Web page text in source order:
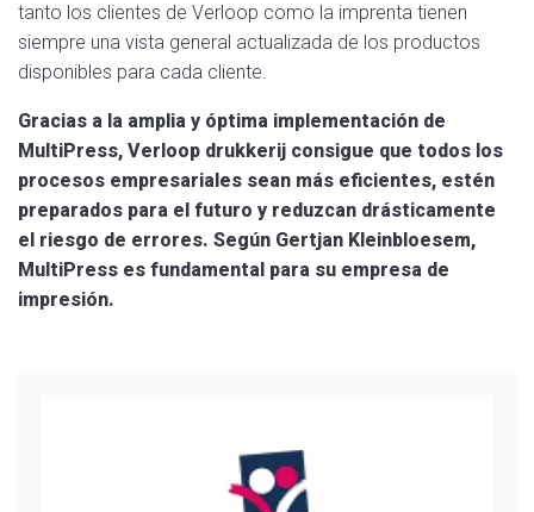
tanto los clientes de Verloop como la imprenta tienen
siempre una vista general actualizada de los productos
disponibles para cada cliente.
Gracias a la amplia y óptima implementación de
MultiPress, Verloop drukkerij consigue que todos los
procesos empresariales sean más eficientes, estén
preparados para el futuro y reduzcan drásticamente
el riesgo de errores. Según Gertjan Kleinbloesem,
MultiPress es fundamental para su empresa de
impresión.